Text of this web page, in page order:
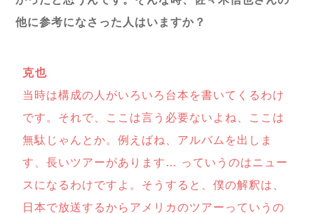
他に参考になさった人はいますか？
克也
当時は構成の人がいろいろ台本を書いてくるわけ
です。それで、ここは言う必要ないよね、ここは
無駄じゃんとか。例えばね、アルバムを出しま
す、長いツアーがあります… っていうのはニュー
スになるわけですよ。そうすると、僕の解釈は、
日本で放送するからアメリカのツアーっていうの